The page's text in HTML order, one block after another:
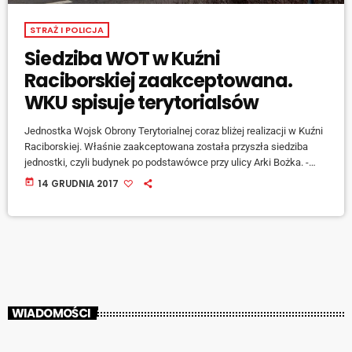
STRAŻ I POLICJA
Siedziba WOT w Kuźni
Raciborskiej zaakceptowana.
WKU spisuje terytorialsów
Jednostka Wojsk Obrony Terytorialnej coraz bliżej realizacji w Kuźni
Raciborskiej. Właśnie zaakceptowana została przyszła siedziba
jednostki, czyli budynek po podstawówce przy ulicy Arki Bożka. -
Otrzymaliśmy informacje z dowództwa Wojsk Obrony Terytorialnej,
today 14 GRUDNIA 2017
WIADOMOŚCI